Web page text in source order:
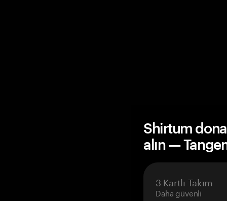
Shirtum
alın —
3 Kartlı Takım
Daha güvenli